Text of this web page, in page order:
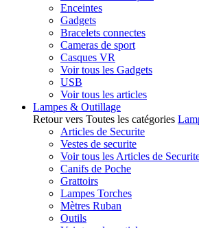
Enceintes
Gadgets
Bracelets connectes
Cameras de sport
Casques VR
Voir tous les Gadgets
USB
Voir tous les articles
Lampes & Outillage
Retour vers Toutes les catégories
Articles de Securite
Vestes de securite
Voir tous les Articles de
Canifs de Poche
Grattoirs
Lampes Torches
Mètres Ruban
Outils